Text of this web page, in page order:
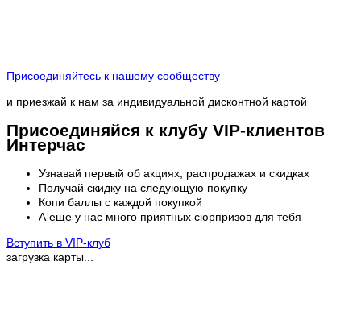
Присоединяйтесь к нашему сообществу
и приезжай к нам за индивидуальной дисконтной картой
Присоединяйся к клубу VIP-клиентов
Интерчас
Узнавай первый об акциях, распродажах и скидках
Получай скидку на следующую покупку
Копи баллы с каждой покупкой
А еще у нас много приятных сюрпризов для тебя
Вступить в VIP-клуб
загрузка карты...